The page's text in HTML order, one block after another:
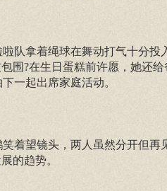
队拿着绳球在舞动打气十分投
围?在生日蛋糕前许愿，她还
一起出席家庭活动。
着望镜头，两人虽然分开但再
的趋势。